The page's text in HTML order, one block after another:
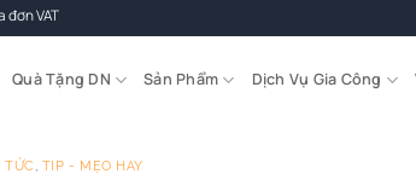
đơn VAT
Quà Tặng DN Sản Phẩm Dịch Vụ Gia Công
TỨC , TIP - MẸO HAY